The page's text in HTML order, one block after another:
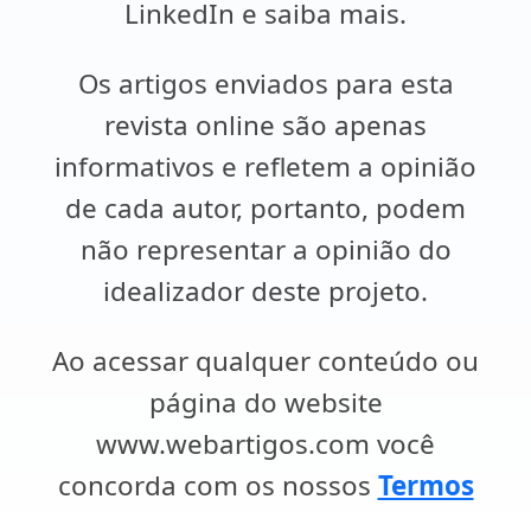
LinkedIn e saiba mais.
Os artigos enviados para esta
revista online são apenas
informativos e refletem a opinião
de cada autor, portanto, podem
não representar a opinião do
idealizador deste projeto.
Ao acessar qualquer conteúdo ou
página do website
www.webartigos.com você
concorda com os nossos Termos